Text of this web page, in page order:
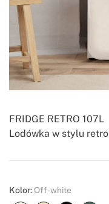
Lodówka w stylu retro
FRIDGE RETRO 107L
Create
Kolor: Off-white